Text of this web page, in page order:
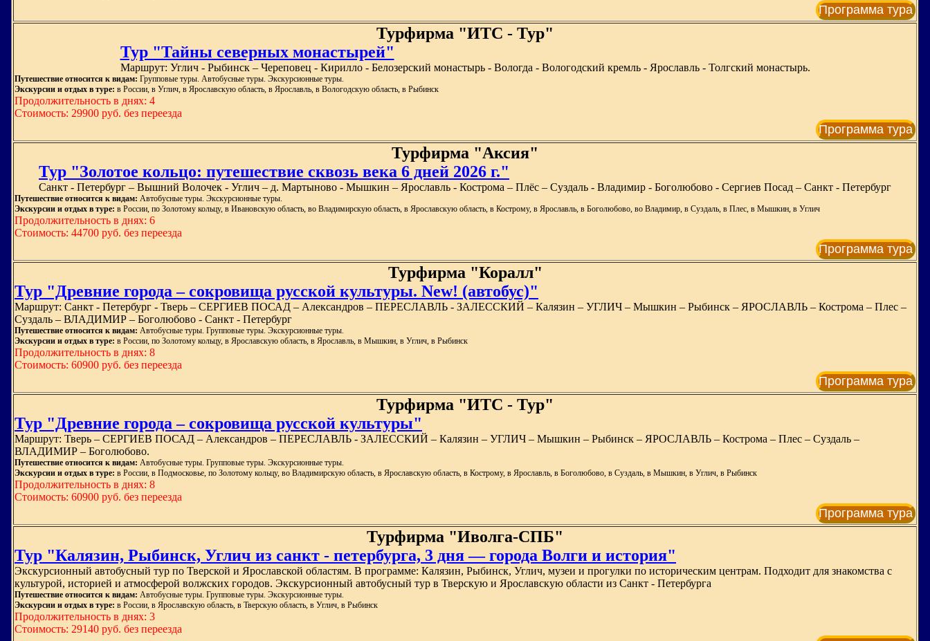
Программа тура
Турфирма "ИТС - Тур"
Тур "Тайны северных монастырей"
Маршрут: Углич - Рыбинск – Череповец - Кирилло - Белозерский монастырь - Вологда - Вологодский кремль - Ярославль - Толгский монастырь.
Путешествие относится к видам: Групповые туры. Автобусные туры. Экскурсионные туры.
Экскурсии и отдых в туре: в России, в Углич, в Ярославскую область, в Ярославль, в Вологодскую область, в Рыбинск
Продолжительность в днях: 4
Стоимость: 29900 руб. без переезда
Программа тура
Турфирма "Аксия"
Тур "Золотое кольцо: путешествие сквозь века 6 дней 2026 г."
Санкт - Петербург – Вышний Волочек - Углич – д. Мартыново - Мышкин – Ярославль - Кострома – Плёс – Суздаль - Владимир - Боголюбово - Сергиев Посад – Санкт - Петербург
Путешествие относится к видам: Автобусные туры. Экскурсионные туры.
Экскурсии и отдых в туре: в России, по Золотому кольцу, в Ивановскую область, во Владимирскую область, в Ярославскую область, в Кострому, в Ярославль, в Боголюбово, во Владимир, в Суздаль, в Плес, в Мышкин, в Углич
Продолжительность в днях: 6
Стоимость: 44700 руб. без переезда
Программа тура
Турфирма "Коралл"
Тур "Древние города – сокровища русской культуры. New! (автобус)"
Маршрут: Санкт - Петербург - Тверь – СЕРГИЕВ ПОСАД – Александров – ПЕРЕСЛАВЛЬ - ЗАЛЕССКИЙ – Калязин – УГЛИЧ – Мышкин – Рыбинск – ЯРОСЛАВЛЬ – Кострома – Плес –
Суздаль – ВЛАДИМИР – Боголюбово - Санкт - Петербург
Путешествие относится к видам: Автобусные туры. Групповые туры. Экскурсионные туры.
Экскурсии и отдых в туре: в России, по Золотому кольцу, в Ярославскую область, в Ярославль, в Мышкин, в Углич, в Рыбинск
Продолжительность в днях: 8
Стоимость: 60900 руб. без переезда
Программа тура
Турфирма "ИТС - Тур"
Тур "Древние города – сокровища русской культуры"
Маршрут: Тверь – СЕРГИЕВ ПОСАД – Александров – ПЕРЕСЛАВЛЬ - ЗАЛЕССКИЙ – Калязин – УГЛИЧ – Мышкин – Рыбинск – ЯРОСЛАВЛЬ – Кострома – Плес – Суздаль –
ВЛАДИМИР – Боголюбово.
Путешествие относится к видам: Автобусные туры. Групповые туры. Экскурсионные туры.
Экскурсии и отдых в туре: в России, в Подмосковье, по Золотому кольцу, во Владимирскую область, в Ярославскую область, в Кострому, в Ярославль, в Боголюбово, в Суздаль, в Мышкин, в Углич, в Рыбинск
Продолжительность в днях: 8
Стоимость: 60900 руб. без переезда
Программа тура
Турфирма "Иволга-СПБ"
Тур "Калязин, Рыбинск, Углич из санкт - петербурга, 3 дня — города Волги и история"
Экскурсионный автобусный тур по Тверской и Ярославской областям. В программе: Калязин, Рыбинск, Углич, музеи и прогулки по историческим центрам. Подходит для знакомства с
культурой, историей и атмосферой волжских городов. Экскурсионный автобусный тур в Тверскую и Ярославскую области из Санкт - Петербурга
Путешествие относится к видам: Автобусные туры. Групповые туры. Экскурсионные туры.
Экскурсии и отдых в туре: в России, в Ярославскую область, в Тверскую область, в Углич, в Рыбинск
Продолжительность в днях: 3
Стоимость: 29140 руб. без переезда